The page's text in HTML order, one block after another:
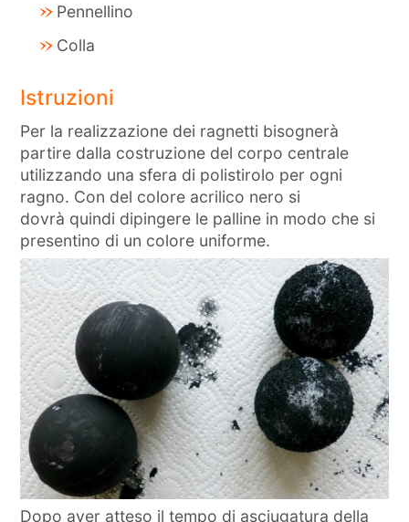
Pennellino
Colla
Istruzioni
Per la realizzazione dei ragnetti bisognerà
partire dalla costruzione del corpo centrale
utilizzando una sfera di polistirolo per ogni
ragno. Con del colore acrilico nero si
dovrà quindi dipingere le palline in modo che si
presentino di un colore uniforme.
Dopo aver atteso il tempo di asciugatura della